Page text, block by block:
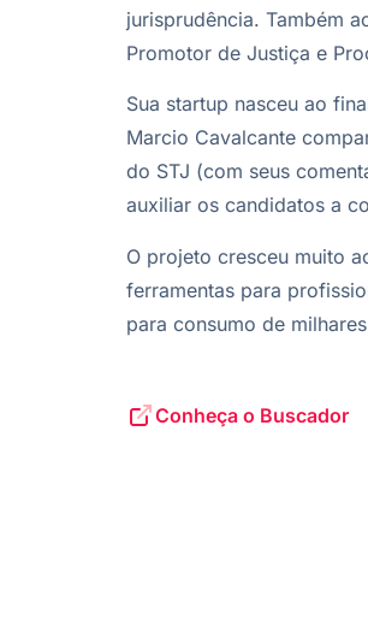
jurisprudência. Também
Promotor de Justiça e
Sua startup nasceu ao
Marcio Cavalcante
do STJ (com seus
auxiliar os candidatos a
O projeto cresceu muito
ferramentas para
para consumo de
Conheça o Buscador